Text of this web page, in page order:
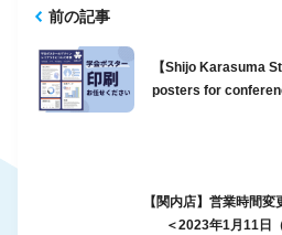
前の記事
【Shijo Karasuma
posters for
【関内店】営業時間変
＜2023年1月11日